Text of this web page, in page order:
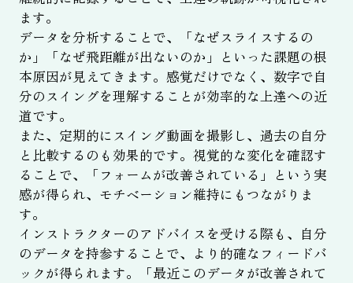
ます。
データを分析することで、「なぜスライスするの
か」「なぜ飛距離が出ないのか」といった課題の根
本原因が見えてきます。感覚だけでなく、数字で自
分のスイングを理解することが効率的な上達への近
道です。
また、定期的にスイング動画を撮影し、過去の自分
と比較するのも効果的です。視覚的な変化を確認す
ることで、「フォームが改善されている」という実
感が得られ、モチベーション維持にもつながりま
す。
インストラクターのアドバイスを受ける際も、自分
のデータを持参することで、より的確なフィードバ
ックが得られます。「最近このデータが改善されて